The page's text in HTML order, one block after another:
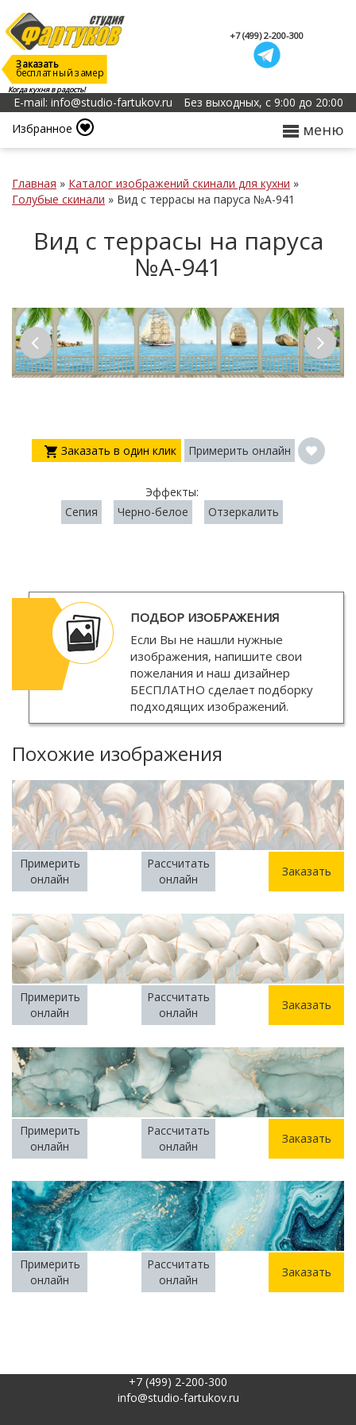
Когда кухня в радость!
Заказать
бесплатный замер
+7 (499) 2-200-300
E-mail: info@studio-fartukov.ru
Без выходных, с 9:00 до 20:00
Избранное
меню
Главная » Каталог изображений скинали для кухни »
Голубые скинали » Вид с террасы на паруса №А-941
Вид с террасы на паруса
№А-941
Заказать в один клик Примерить онлайн
Эффекты:
Сепия
Черно-белое Отзеркалить
ПОДБОР ИЗОБРАЖЕНИЯ
Если Вы не нашли нужные
изображения, напишите свои
пожелания и наш дизайнер
БЕСПЛАТНО сделает подборку
подходящих изображений.
Похожие изображения
Примерить
онлайн
Рассчитать
онлайн
Заказать
Примерить
онлайн
Рассчитать
онлайн
Заказать
Примерить
онлайн
Рассчитать
онлайн
Заказать
Примерить
онлайн
Рассчитать
онлайн
Заказать
+7 (499) 2-200-300
info@studio-fartukov.ru